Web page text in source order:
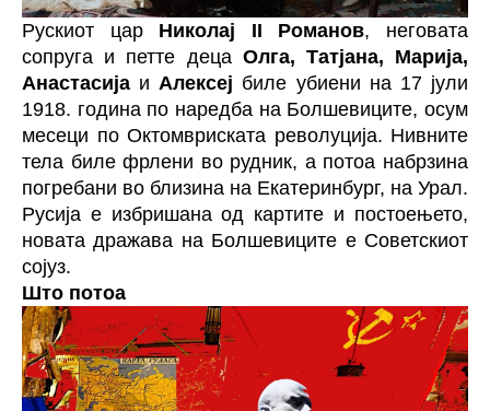
Рускиот цар Николај II Романов, неговата
сопруга и петте деца Олга, Татјана, Марија,
Анастасија и Алексеј биле убиени на 17 јули
1918. година по наредба на Болшевиците, осум
месеци по Октомвриската револуција. Нивните
тела биле фрлени во рудник, а потоа набрзина
погребани во близина на Екатеринбург, на Урал.
Русија е избришана од картите и постоењето,
новата дражава на Болшевиците е Советскиот
сојуз.
Што потоа